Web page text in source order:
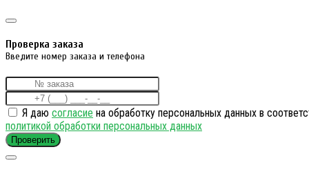
Проверка заказа
Введите номер заказа и телефона
Я даю согласие на обработку персональных данных в
политикой обработки персональных данных
Проверить